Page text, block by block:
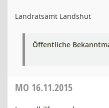
Landratsamt Landshut
Öffentliche
MO 16.11.2015